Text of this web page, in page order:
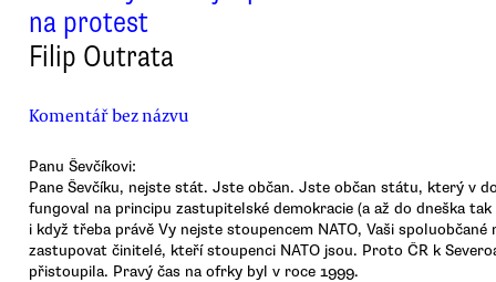
na protest
Filip Outrata
Komentář bez názvu
Panu Ševčíkovi:
Pane Ševčíku, nejste stát. Jste občan. Jste občan státu, který v
fungoval na principu zastupitelské demokracie (a až do dneška tak
i když třeba právě Vy nejste stoupencem NATO, Vaši
zastupovat činitelé, kteří stoupenci NATO jsou. Proto ČR k
přistoupila. Pravý čas na ofrky byl v roce 1999.